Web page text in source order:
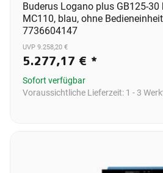
Buderus Logano plus GB125-30
MC110, blau, ohne
7736604147
UVP 9.258,20 €
5.277,17 € *
Sofort verfügbar
Voraussichtliche Lieferzeit: 1 - 3